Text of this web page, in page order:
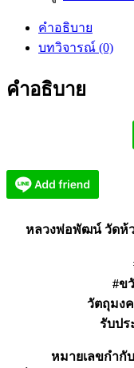
เจริญพร2
(AC9282)
ชิ้น
คำอธิบาย
บทวิจารณ์ (0)
คำอธิบาย
หลวงพ่อพัฒน์ วัดห้
#ข
วัตถุมง
รับปร
หมายเลขกำกั